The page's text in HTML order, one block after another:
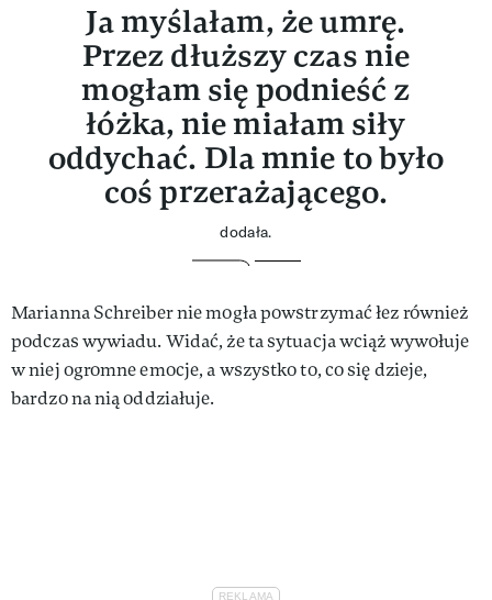
Ja myślałam, że umrę.
Przez dłuższy czas nie
mogłam się podnieść z
łóżka, nie miałam siły
oddychać. Dla mnie to było
coś przerażającego.
dodała.
Marianna Schreiber nie mogła powstrzymać łez również
podczas wywiadu. Widać, że ta sytuacja wciąż wywołuje
w niej ogromne emocje, a wszystko to, co się dzieje,
bardzo na nią oddziałuje.